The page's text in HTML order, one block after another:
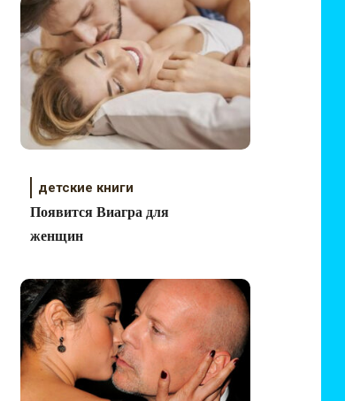
детские книги
Появится Виагра для
женщин